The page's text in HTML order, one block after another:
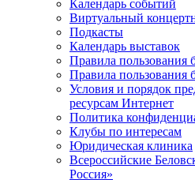
Календарь событий
Виртуальный
Подкасты
Календарь выставок
Правила пользования
Правила пользования
Условия и порядок
ресурсам Интернет
Политика
Клубы по интересам
Юридическая клиника
Всероссийские
Россия»